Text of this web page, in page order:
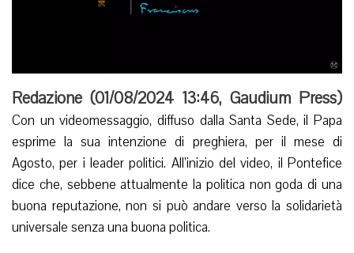
Redazione (01/08/2024 13:46, Gaudium Press)
Con un videomessaggio, diffuso dalla Santa Sede, il Papa
esprime la sua intenzione di preghiera, per il mese di
Agosto, per i leader politici. All’inizio del video, il Pontefice
dice che, sebbene attualmente la politica non goda di una
buona reputazione, non si può andare verso la solidarietà
universale senza una buona politica.